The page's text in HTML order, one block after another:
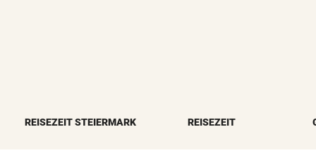
REISEZEIT STEIERMARK REISEZEIT